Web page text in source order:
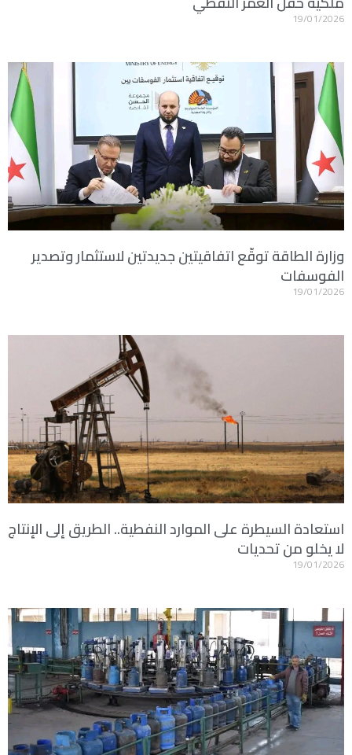
19/01/2026
وزارة الطاقة توقّع اتفاقيتين جديدتين لاستثمار وتصدير
الفوسفات
19/01/2026
استعادة السيطرة على الموارد النفطية.. الطريق إلى الإنتاج
لا يخلو من تحديات
19/01/2026